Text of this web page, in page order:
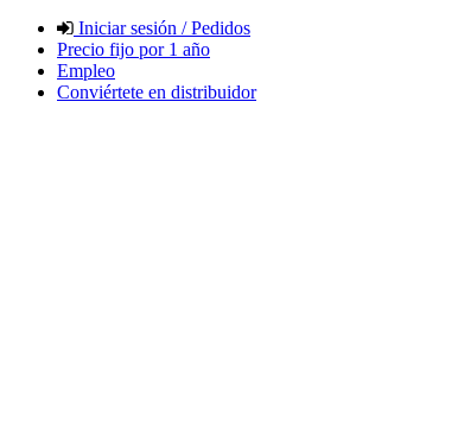
Iniciar sesión / Pedidos
Precio fijo por 1 año
Empleo
Conviértete en distribuidor